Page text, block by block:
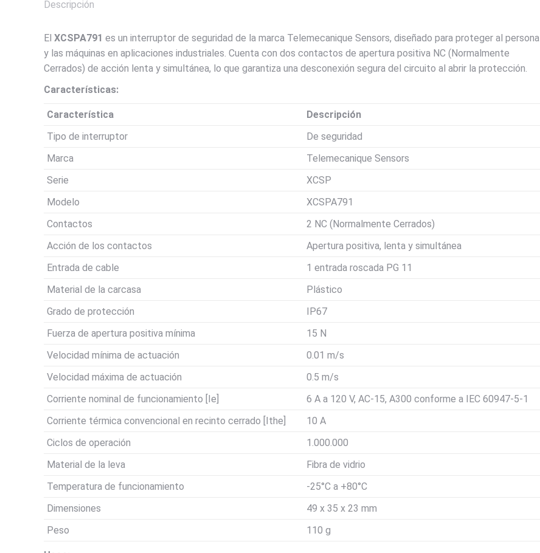
Descripción
El XCSPA791 es un interruptor de seguridad de la marca Telemecanique Sensors, diseñado para proteger al personal
y las máquinas en aplicaciones industriales. Cuenta con dos contactos de apertura positiva NC (Normalmente
Cerrados) de acción lenta y simultánea, lo que garantiza una desconexión segura del circuito al abrir la protección.
Características:
Característica
Descripción
Tipo de interruptor
De seguridad
Marca
Telemecanique Sensors
Serie
XCSP
Modelo
XCSPA791
Contactos
2 NC (Normalmente Cerrados)
Acción de los contactos
Apertura positiva, lenta y simultánea
Entrada de cable
1 entrada roscada PG 11
Material de la carcasa
Plástico
Grado de protección
IP67
Fuerza de apertura positiva mínima
15 N
Velocidad mínima de actuación
0.01 m/s
Velocidad máxima de actuación
0.5 m/s
Corriente nominal de funcionamiento [Ie]
6 A a 120 V, AC-15, A300 conforme a IEC 60947-5-1
Corriente térmica convencional en recinto cerrado [Ithe]
10 A
Ciclos de operación
1.000.000
Material de la leva
Fibra de vidrio
Temperatura de funcionamiento
-25°C a +80°C
Dimensiones
49 x 35 x 23 mm
Peso
110 g